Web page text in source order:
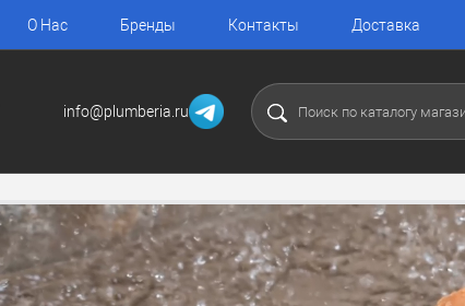
О Нас Бренды Контакты Доставка
info@plumberia.ru